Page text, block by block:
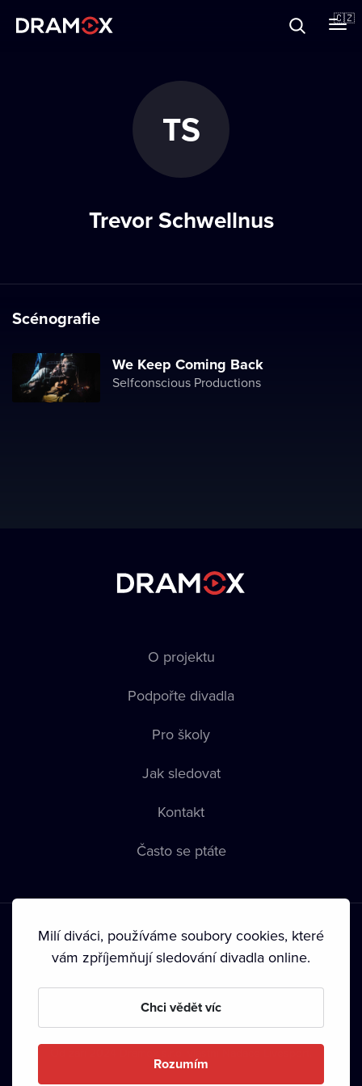
🇨🇿
TS
Trevor Schwellnus
Scénografie
We Keep Coming Back
Selfconscious Productions
O projektu
Podpořte divadla
Pro školy
Jak sledovat
Kontakt
Často se ptáte
Podmínky používání • Ochrana soukromí • Zásady používání
• Autorská práva•
Milí diváci, používáme soubory cookies, které
vám zpříjemňují sledování divadla online.
Chci vědět víc
Rozumím